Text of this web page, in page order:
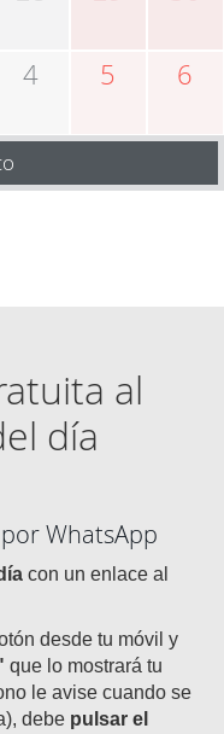
4 5 6
al
día
WhatsApp
con un enlace al
desde tu móvil y
que lo mostrará tu
le avise cuando se
debe pulsar el